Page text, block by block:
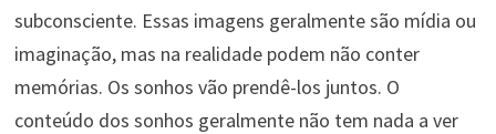
subconsciente. Essas imagens geralmente são mídia ou
imaginação, mas na realidade podem não conter
memórias. Os sonhos vão prendê-los juntos. O
conteúdo dos sonhos geralmente não tem nada a ver